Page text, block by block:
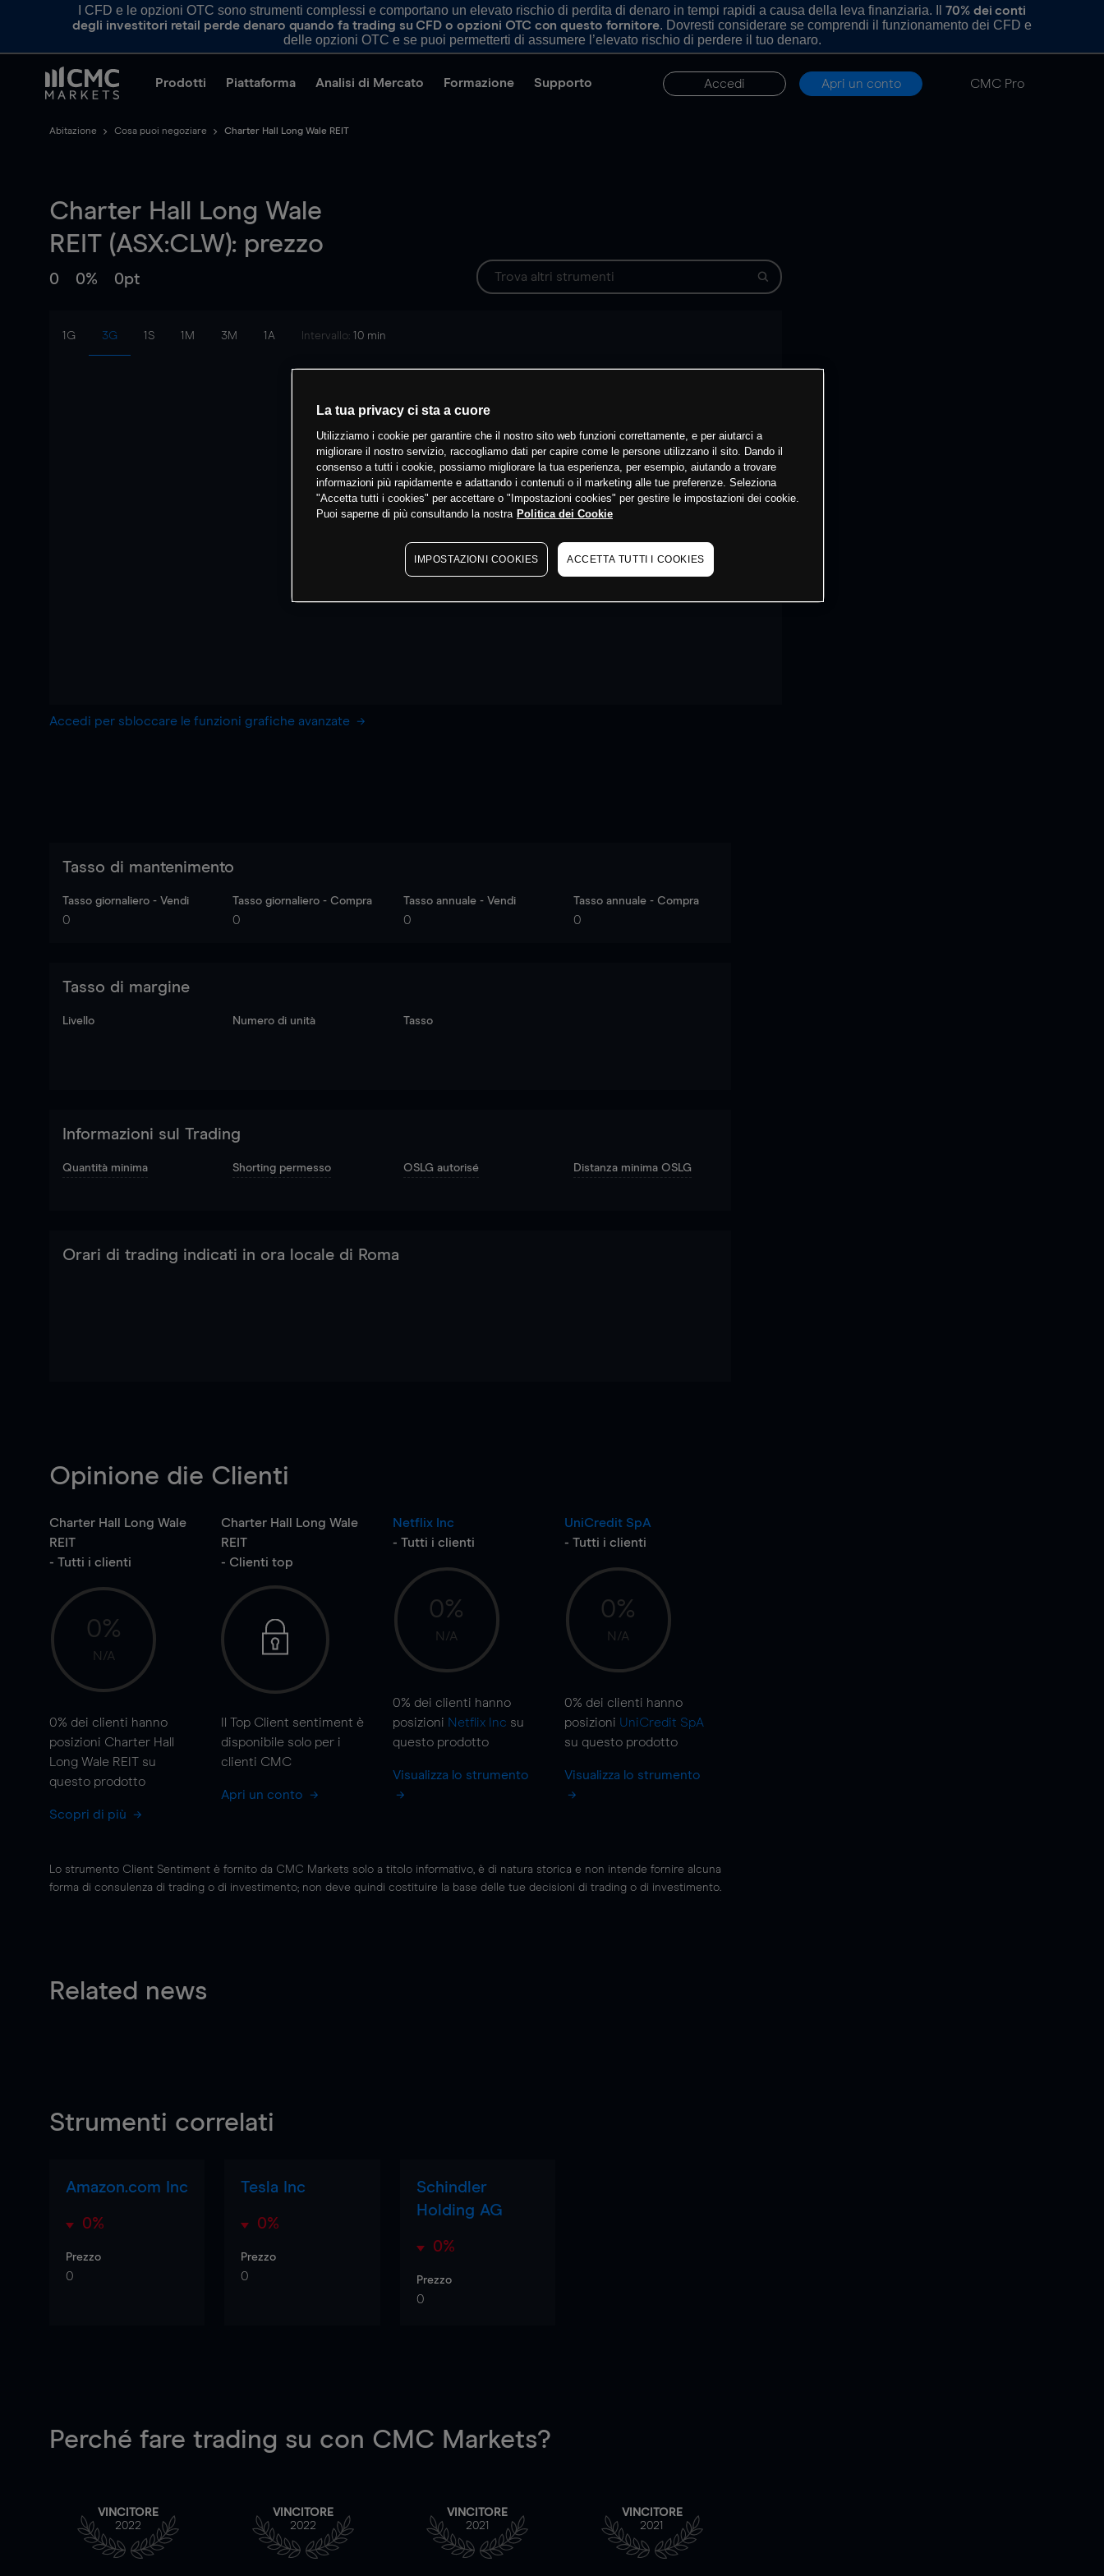
I CFD e le opzioni OTC sono strumenti complessi e comportano un elevato rischio di perdita di denaro in tempi rapidi a causa della leva finanziaria. Il 70% dei conti
degli investitori retail perde denaro quando fa trading su CFD o opzioni OTC con questo fornitore. Dovresti considerare se comprendi il funzionamento dei CFD e
delle opzioni OTC e se puoi permetterti di assumere l’elevato rischio di perdere il tuo denaro.
Prodotti Piattaforma Analisi di Mercato Formazione Supporto Accedi Apri un conto CMC Pro
Abitazione Cosa puoi negoziare Charter Hall Long Wale REIT
Charter Hall Long Wale
REIT (ASX:CLW): prezzo
0 0% 0pt
1G 3G 1S 1M 3M 1A Intervallo: 10 min
Accedi per sbloccare le funzioni grafiche avanzate
Tasso di mantenimento
Tasso giornaliero - Vendi
0
Tasso giornaliero - Compra
0
Tasso annuale - Vendi
0
Tasso annuale - Compra
0
Tasso di margine
Livello Numero di unità Tasso
Informazioni sul Trading
Quantità minima Shorting permesso OSLG autorisé Distanza minima OSLG
Orari di trading indicati in ora locale di Roma
Opinione die Clienti
Charter Hall Long Wale
REIT
- Tutti i clienti
0%
N/A
0% dei clienti hanno
posizioni Charter Hall
Long Wale REIT su
questo prodotto
Scopri di più
Charter Hall Long Wale
REIT
- Clienti top
Il Top Client sentiment è
disponibile solo per i
clienti CMC
Apri un conto
Netflix Inc
- Tutti i clienti
0%
N/A
0% dei clienti hanno
posizioni Netflix Inc su
questo prodotto
Visualizza lo strumento
UniCredit SpA
- Tutti i clienti
0%
N/A
0% dei clienti hanno
posizioni UniCredit SpA
su questo prodotto
Visualizza lo strumento
Lo strumento Client Sentiment è fornito da CMC Markets solo a titolo informativo, è di natura storica e non intende fornire alcuna
forma di consulenza di trading o di investimento; non deve quindi costituire la base delle tue decisioni di trading o di investimento.
Related news
Strumenti correlati
Amazon.com Inc
0%
Prezzo
0
Tesla Inc
0%
Prezzo
0
Schindler
Holding AG
0%
Prezzo
0
Perché fare trading su con CMC Markets?
VINCITORE
2022
VINCITORE
2022
VINCITORE
2021
VINCITORE
2021
La tua privacy ci sta a cuore
Utilizziamo i cookie per garantire che il nostro sito web funzioni correttamente, e per aiutarci a
migliorare il nostro servizio, raccogliamo dati per capire come le persone utilizzano il sito. Dando il
consenso a tutti i cookie, possiamo migliorare la tua esperienza, per esempio, aiutando a trovare
informazioni più rapidamente e adattando i contenuti o il marketing alle tue preferenze. Seleziona
"Accetta tutti i cookies" per accettare o "Impostazioni cookies" per gestire le impostazioni dei cookie.
Puoi saperne di più consultando la nostra Politica dei Cookie
IMPOSTAZIONI COOKIES ACCETTA TUTTI I COOKIES